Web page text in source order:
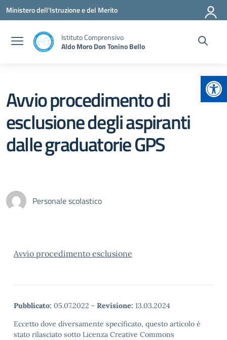
Vai ai contenuti
Vai al menu di navigazione
Vai al footer
Ministero dell'Istruzione e del Merito
Istituto Comprensivo
Aldo Moro Don Tonino Bello
Avvio procedimento di
esclusione degli aspiranti
dalle graduatorie GPS
Personale scolastico
Avvio procedimento esclusione
Pubblicato: 05.07.2022 - Revisione: 13.03.2024
Eccetto dove diversamente specificato, questo articolo è
stato rilasciato sotto Licenza Creative Commons